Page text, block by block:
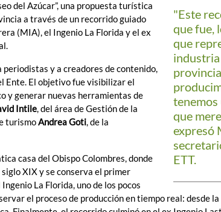
"Este
que fue,
que
industria
que
expresó
ETT.
del Azúcar”, una propuesta turística
a través de un recorrido guiado
(MIA), el Ingenio La Florida y el ex
y a creadores de contenido,
Ente. El objetivo fue visibilizar el
y generar nuevas herramientas de
Intile, del área de Gestión de la
turismoAndrea Goti, de la
casa del Obispo Colombres, donde
XIX y se conserva el primer
La Florida, uno de los pocos
el proceso de producción en tiempo real: desde la